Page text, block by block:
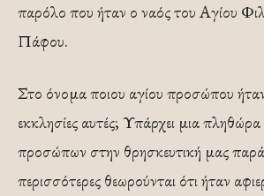
παρόλο που ήταν ο ναός του Αγίου
Πάφου.
Στο όνομα ποιου αγίου προσώπου
εκκλησίες αυτές; Υπάρχει μια πληθώρα
προσώπων στην θρησκευτική μας
περισσότερες θεωρούνται ότι ήταν